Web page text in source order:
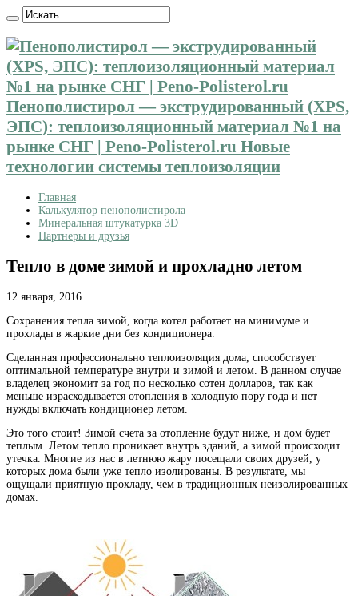
Пенополистирол — экструдированный (XPS,
ЭПС): теплоизоляционный материал №1 на
рынке СНГ | Peno-Polisterol.ru Новые
технологии системы теплоизоляции
Главная
Калькулятор пенополистирола
Минеральная штукатурка 3D
Партнеры и друзья
Тепло в доме зимой и прохладно летом
12 января, 2016
Сохранения тепла зимой, когда котел работает на минимуме и
прохлады в жаркие дни без кондиционера.
Сделанная профессионально теплоизоляция дома, способствует
оптимальной температуре внутри и зимой и летом. В данном случае
владелец экономит за год по несколько сотен долларов, так как
меньше израсходывается отопления в холодную пору года и нет
нужды включать кондиционер летом.
Это того стоит! Зимой счета за отопление будут ниже, и дом будет
теплым. Летом тепло проникает внутрь зданий, а зимой происходит
утечка. Многие из нас в летнюю жару посещали своих друзей, у
которых дома были уже тепло изолированы. В результате, мы
ощущали приятную прохладу, чем в традиционных неизолированных
домах.